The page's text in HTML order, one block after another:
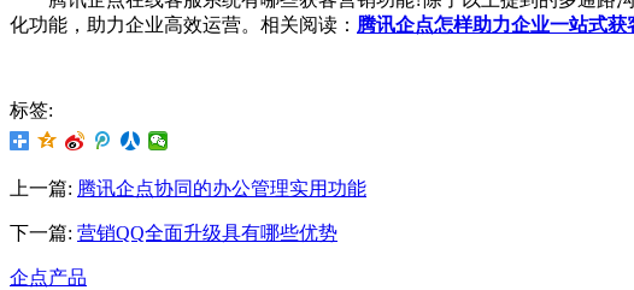
化功能，助力企业高效运营。相关阅读： 腾讯企点怎样助力企业一站式获
标签:
上一篇: 腾讯企点协同的办公管理实用功能
下一篇: 营销QQ全面升级具有哪些优势
企点产品